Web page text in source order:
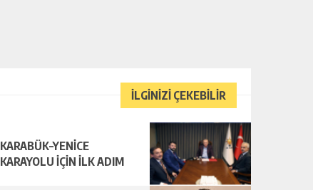
İLGİNİZİ ÇEKEBİLİR
KARABÜK–YENİCE
KARAYOLU İÇİN İLK ADIM